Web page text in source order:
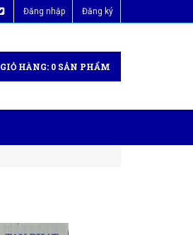
Đăng nhập Đăng ký
GIỎ HÀNG: 0 SẢN PHẨM